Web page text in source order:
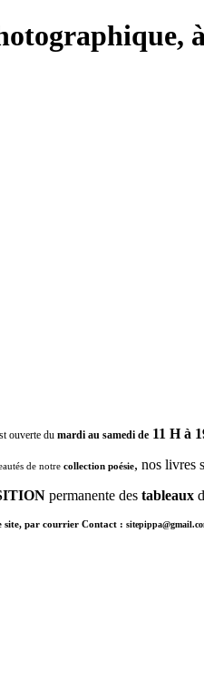
ouverte du mardi au samedi de 11 H à
de notrecollection poésie, nos livres
permanente des tableaux
site, par courrier Contact :